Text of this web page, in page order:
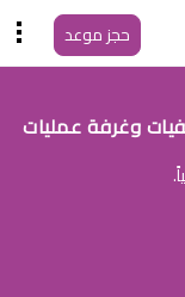
حجز موعد
وغرفة عمليات